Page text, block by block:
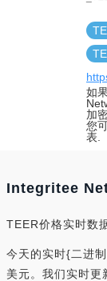
如
加
您
表.
Integritee
TEER价格实时数
今天的实时{二进
美元。我们实时